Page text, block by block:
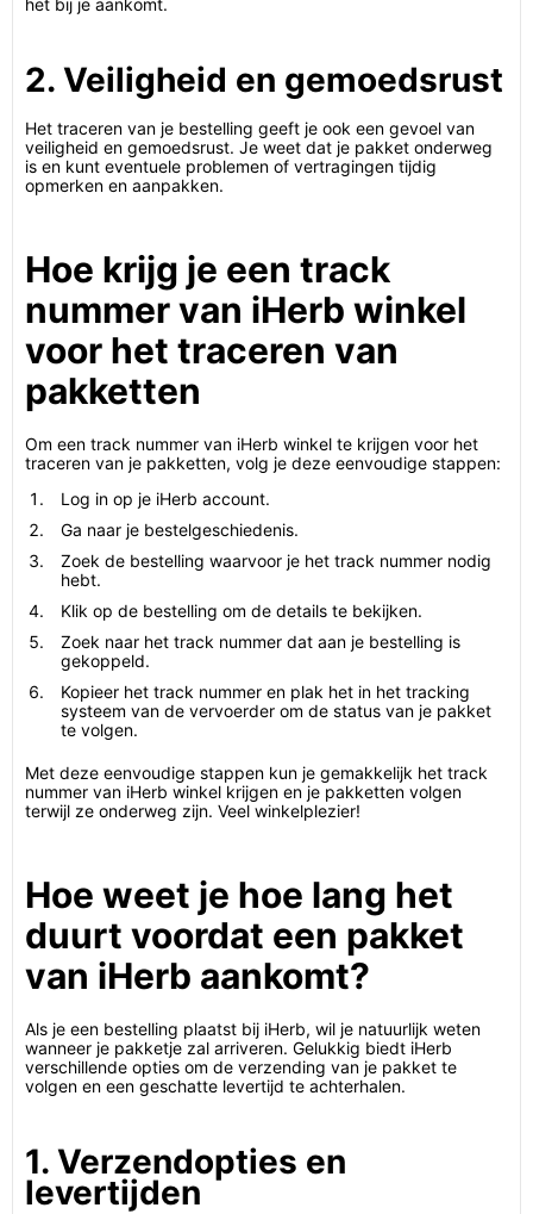
het bij je aankomt.
2. Veiligheid en gemoedsrust
Het traceren van je bestelling geeft je ook een gevoel van
veiligheid en gemoedsrust. Je weet dat je pakket onderweg
is en kunt eventuele problemen of vertragingen tijdig
opmerken en aanpakken.
Hoe krijg je een track
nummer van iHerb winkel
voor het traceren van
pakketten
Om een track nummer van iHerb winkel te krijgen voor het
traceren van je pakketten, volg je deze eenvoudige stappen:
Log in op je iHerb account.
Ga naar je bestelgeschiedenis.
Zoek de bestelling waarvoor je het track nummer nodig
hebt.
Klik op de bestelling om de details te bekijken.
Zoek naar het track nummer dat aan je bestelling is
gekoppeld.
Kopieer het track nummer en plak het in het tracking
systeem van de vervoerder om de status van je pakket
te volgen.
Met deze eenvoudige stappen kun je gemakkelijk het track
nummer van iHerb winkel krijgen en je pakketten volgen
terwijl ze onderweg zijn. Veel winkelplezier!
Hoe weet je hoe lang het
duurt voordat een pakket
van iHerb aankomt?
Als je een bestelling plaatst bij iHerb, wil je natuurlijk weten
wanneer je pakketje zal arriveren. Gelukkig biedt iHerb
verschillende opties om de verzending van je pakket te
volgen en een geschatte levertijd te achterhalen.
1. Verzendopties en
levertijden